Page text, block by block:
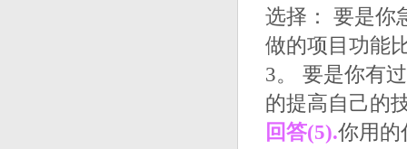
选择： 要是你
做的项目功能
3。 要是你有
的提高自己的
回答(5).你用的